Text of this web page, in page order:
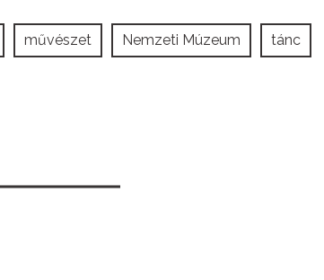
művészet Nemzeti Múzeum tánc